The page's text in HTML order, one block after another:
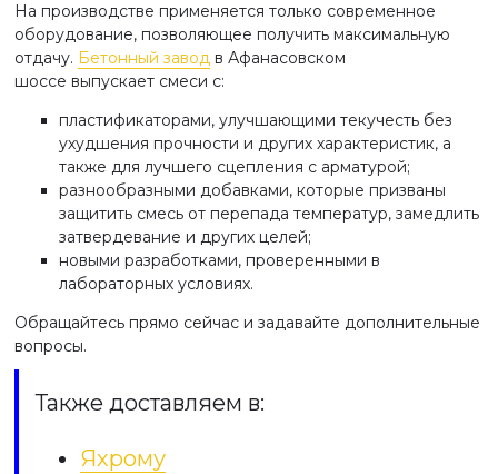
На производстве применяется только современное
оборудование, позволяющее получить максимальную
отдачу. Бетонный завод в Афанасовском
шоссе выпускает смеси с:
пластификаторами, улучшающими текучесть без
ухудшения прочности и других характеристик, а
также для лучшего сцепления с арматурой;
разнообразными добавками, которые призваны
защитить смесь от перепада температур, замедлить
затвердевание и других целей;
новыми разработками, проверенными в
лабораторных условиях.
Обращайтесь прямо сейчас и задавайте дополнительные
вопросы.
Также доставляем в:
Яхрому